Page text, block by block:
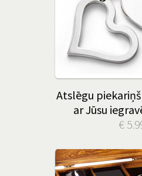
Atslēgu
ar Jūsu
€